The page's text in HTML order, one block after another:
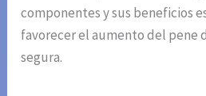
componentes y sus beneficios
favorecer el aumento del pene
segura.